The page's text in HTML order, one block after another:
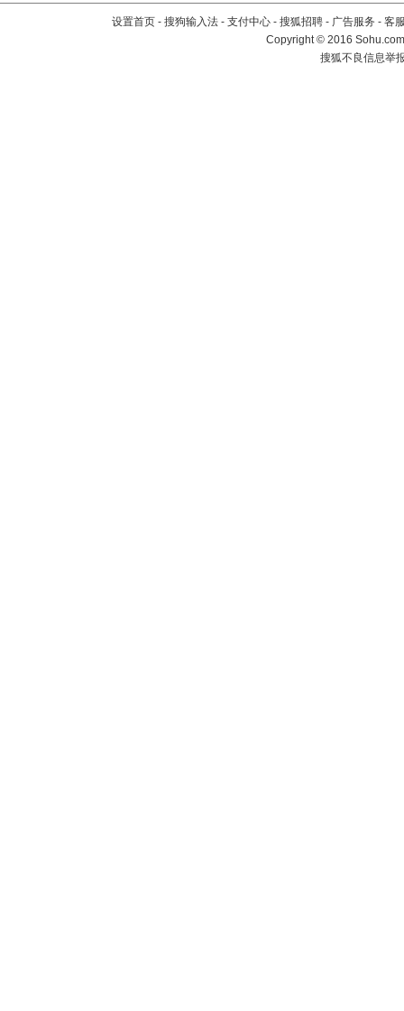
设置首页 - 搜狗输入法 - 支付中心 - 搜狐招聘 - 广告服务 - 客
Copyright©2016
搜狐不良信息举